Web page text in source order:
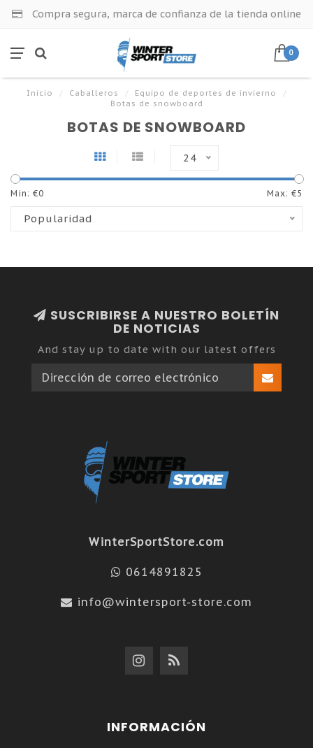
Compra segura, marca de confianza de la tienda online
0
Inicio / Caballeros / Equipo de deportes de invierno
/
Botas de snowboard
BOTAS DE SNOWBOARD
24
Min: €0 Max: €5
Popularidad
SUSCRIBIRSE A NUESTRO BOLETÍN
DE NOTICIAS
And stay up to date with our latest offers
WinterSportStore.com
0614891825
info@wintersport-store.com
INFORMACIÓN